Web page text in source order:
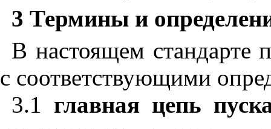
3 Термины и
В настоящем стандарте
с соответствующими
3.1 главная цепь